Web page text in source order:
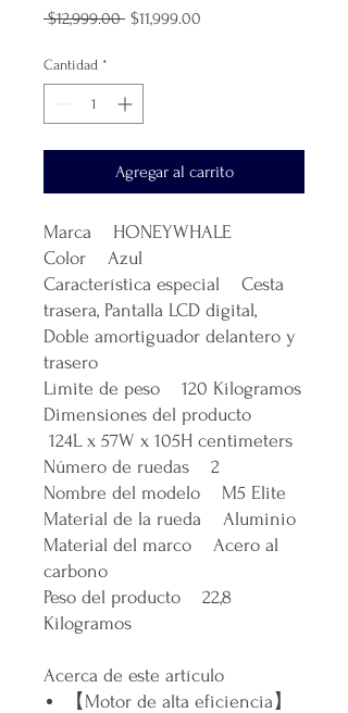
$12,999.00 Precio
$11,999.00
Cantidad *
Agregar al carrito
Marca HONEYWHALE
Color Azul
Característica especial Cesta
trasera, Pantalla LCD digital,
Doble amortiguador delantero y
trasero
Límite de peso 120 Kilogramos
Dimensiones del producto
124L x 57W x 105H centimeters
Número de ruedas 2
Nombre del modelo M5 Elite
Material de la rueda Aluminio
Material del marco Acero al
carbono
Peso del producto 22,8
Kilogramos
Acerca de este artículo
【 Motor de alta eficiencia 】